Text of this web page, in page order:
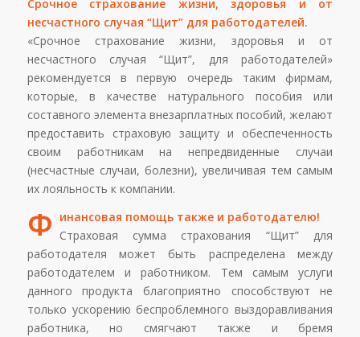
Срочное страхование жизни, здоровья и от
несчастного случая “Щит” для работодателей.
«Срочное страхование жизни, здоровья и от
несчастного случая “Щит”, для работодателей»
рекомендуется в первую очередь таким фирмам,
которые, в качестве натурального пособия или
составного элемента внезарплатных пособий, желают
предоставить страховую защиту и обеспеченность
своим работникам на непредвиденные случаи
(несчастные случаи, болезни), увеличивая тем самым
их лояльность к компании.
Ф инансовая помощь также и работодателю!
Страховая сумма страхования “Щит” для
работодателя может быть распределена между
работодателем и работником. Тем самым услуги
данного продукта благоприятно способствуют не
только ускорению беспроблемного выздоравливания
работника, но смягчают также и бремя